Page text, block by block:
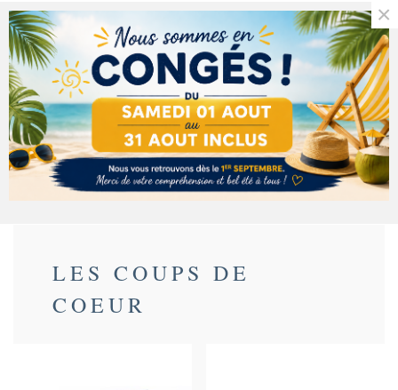
Référence: TCBSCO
Description
Détails du produit
Ingrédients
LES COUPS DE
COEUR
×